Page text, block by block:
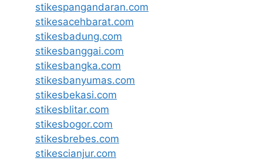
stikespangandaran.com
stikesacehbarat.com
stikesbadung.com
stikesbanggai.com
stikesbangka.com
stikesbanyumas.com
stikesbekasi.com
stikesblitar.com
stikesbogor.com
stikesbrebes.com
stikescianjur.com